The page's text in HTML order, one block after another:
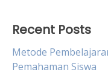
Recent Posts
Metode
Pemahaman Siswa